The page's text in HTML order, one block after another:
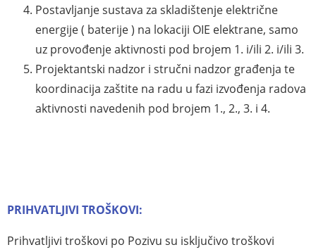
Postavljanje sustava za skladištenje električne
energije ( baterije ) na lokaciji OIE elektrane, samo
uz provođenje aktivnosti pod brojem 1. i/ili 2. i/ili 3.
Projektantski nadzor i stručni nadzor građenja te
koordinacija zaštite na radu u fazi izvođenja radova
aktivnosti navedenih pod brojem 1., 2., 3. i 4.
PRIHVATLJIVI TROŠKOVI:
Prihvatljivi troškovi po Pozivu su isključivo troškovi